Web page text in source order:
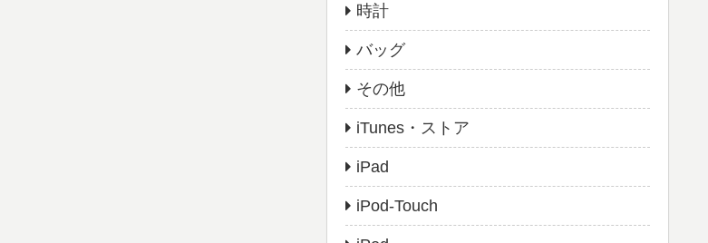
時計
バッグ
その他
iTunes・ストア
iPad
iPod-Touch